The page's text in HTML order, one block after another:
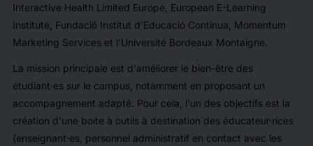
Interactive Health Limited Europe, European E-Learning
Institute, Fundació Institut d'Educació Continua, Momentum
Marketing Services et l'Université Bordeaux Montaigne.
La mission principale est d'améliorer le bien-être des
étudiant·es sur le campus, notamment en proposant un
accompagnement adapté. Pour cela, l'un des objectifs est la
création d'une boite à outils à destination des éducateur·rices
(enseignant·es, personnel administratif en contact avec les